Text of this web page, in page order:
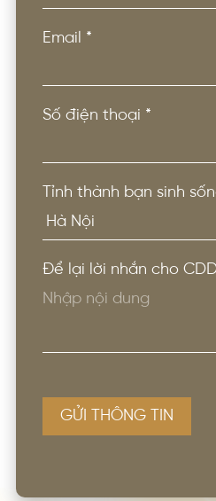
Email *
Số điện thoại *
Tỉnh thành bạn sinh
Để lại lời nhắn cho
GỬI THÔNG TIN